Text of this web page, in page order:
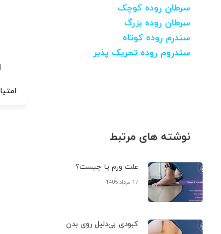
سرطان روده کوچک
سرطان روده بزرگ
سندرم روده کوتاه
سندروم روده تحریک پذیر
نوشته های مرتبط
علت ورم پا چیست؟
17 مرداد 1405
کبودی‌ بی‌دلیل روی بدن